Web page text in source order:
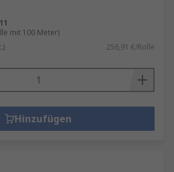
mit 100 Meter)
256,91 €/Rolle
Hinzufügen